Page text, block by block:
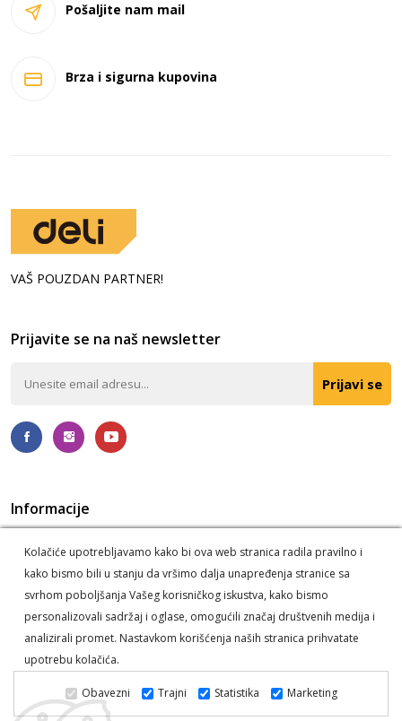
Pošaljite nam mail
Brza i sigurna kupovina
VAŠ POUZDAN PARTNER!
Prijavite se na naš newsletter
Prijavi se
Informacije
Korišćenje kolačića
Informacije o dostavi
Postupak reklamacije i odustanka
Deli Alati © 2026. Sva prava zadržana -Powered by Dajbog -
Internet prodavnice. Web prodavnica i SEO Web Business
Kolačiće upotrebljavamo kako bi ova web stranica radila pravilno i
kako bismo bili u stanju da vršimo dalja unapređenja stranice sa
svrhom poboljšanja Vašeg korisničkog iskustva, kako bismo
personalizovali sadržaj i oglase, omogućili značaj društvenih medija i
analizirali promet. Nastavkom korišćenja naših stranica prihvatate
upotrebu kolačića.
Obavezni Trajni Statistika Marketing